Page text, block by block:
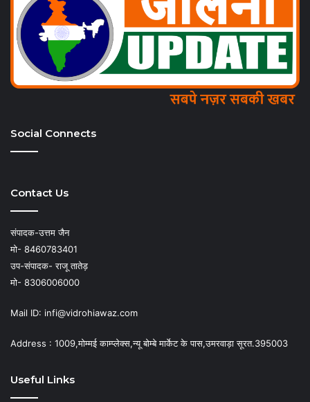
Social Connects
Contact Us
संपादक-उत्तम जैन
मो- 8460783401
उप-संपादक- राजू तातेड़
मो- 8306006000
Mail ID: infi@vidrohiawaz.com
Address : 1009,मोम्मई काम्प्लेक्स,न्यू बोम्बे मार्केट के पास,उमरवाड़ा सूरत.395003
Useful Links